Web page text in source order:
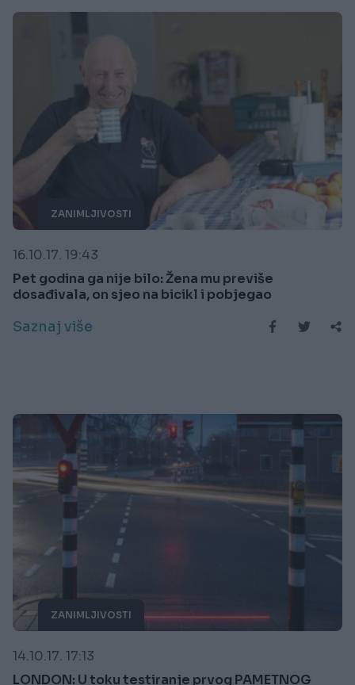
ZANIMLJIVOSTI
16.10.17. 19:43
Pet godina ga nije bilo: Žena mu previše
dosađivala, on sjeo na bicikl i pobjegao
Saznaj više
ZANIMLJIVOSTI
14.10.17. 17:13
LONDON: U toku testiranje prvog PAMETNOG